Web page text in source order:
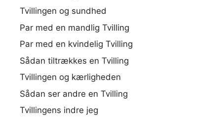
Tvillingen og sundhed
Par med en mandlig Tvilling
Par med en kvindelig Tvilling
Sådan tiltrækkes en Tvilling
Tvillingen og kærligheden
Sådan ser andre en Tvilling
Tvillingens indre jeg